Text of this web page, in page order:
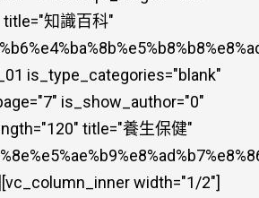
title="知識百科"
is_type_categories="blank"
is_show_author="0"
title="養生保健"
width="1/2"]